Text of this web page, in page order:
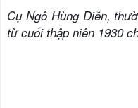
Cụ Ngô Hùng Diễn,
từ cuối thập niên 1930